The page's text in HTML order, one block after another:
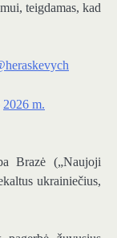
teigdamas, kad
2026 m.
Brazė („Naujoji
ukrainiečius,